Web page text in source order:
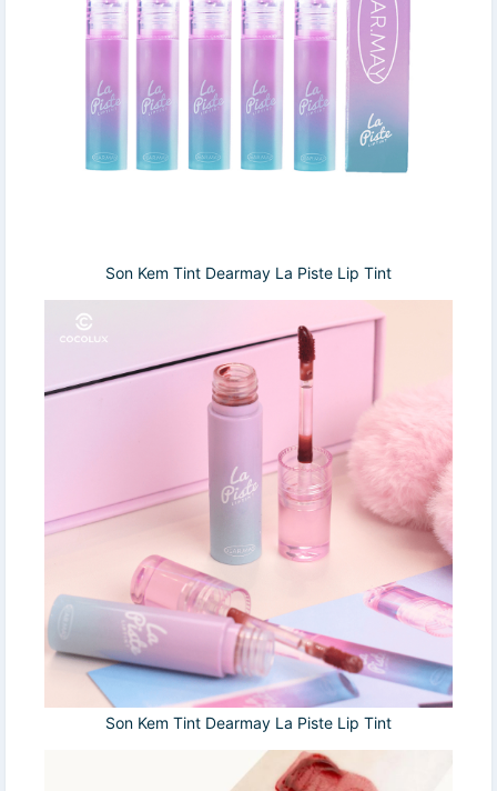
Son Kem Tint Dearmay La Piste Lip Tint
Son Kem Tint Dearmay La Piste Lip Tint